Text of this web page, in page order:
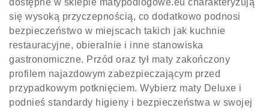
dostępne w sklepie matypodlogowe.eu charakteryzują
się wysoką przyczepnością, co dodatkowo podnosi
bezpieczeństwo w miejscach takich jak kuchnie
restauracyjne, obieralnie i inne stanowiska
gastronomiczne. Przód oraz tył maty zakończony
profilem najazdowym zabezpieczającym przed
przypadkowym potknięciem. Wybierz maty Deluxe i
podnieś standardy higieny i bezpieczeństwa w swojej